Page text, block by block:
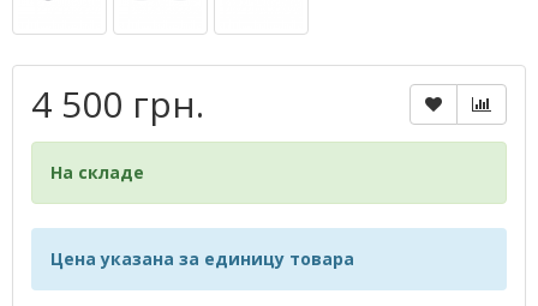
4 500 грн.
На складе
Цена указана за единицу товара